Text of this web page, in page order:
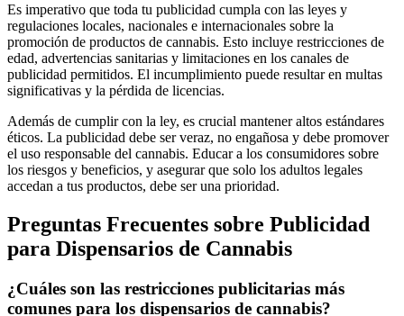
Es imperativo que toda tu publicidad cumpla con las leyes y
regulaciones locales, nacionales e internacionales sobre la
promoción de productos de cannabis. Esto incluye restricciones de
edad, advertencias sanitarias y limitaciones en los canales de
publicidad permitidos. El incumplimiento puede resultar en multas
significativas y la pérdida de licencias.
Además de cumplir con la ley, es crucial mantener altos estándares
éticos. La publicidad debe ser veraz, no engañosa y debe promover
el uso responsable del cannabis. Educar a los consumidores sobre
los riesgos y beneficios, y asegurar que solo los adultos legales
accedan a tus productos, debe ser una prioridad.
Preguntas Frecuentes sobre Publicidad
para Dispensarios de Cannabis
¿Cuáles son las restricciones publicitarias más
comunes para los dispensarios de cannabis?